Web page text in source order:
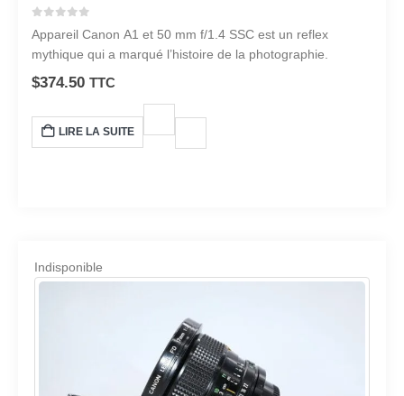
Appareil Canon A1 et 50 mm f/1.4 SSC est un reflex
mythique qui a marqué l’histoire de la photographie.
$374.50 TTC
LIRE LA SUITE
Indisponible